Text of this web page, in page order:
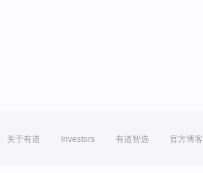
关于有道 Investors 有道智选 官方博客